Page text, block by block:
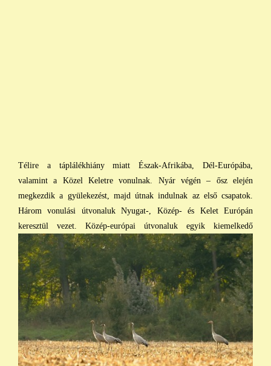
Télire a táplálékhiány miatt Észak-Afrikába, Dél-Európába,
valamint a Közel Keletre vonulnak. Nyár végén – ősz elején
megkezdik a gyülekezést, majd útnak indulnak az első csapatok.
Három vonulási útvonaluk Nyugat-, Közép- és Kelet Európán
keresztül vezet. Közép-európai útvonaluk egyik kiemelkedő